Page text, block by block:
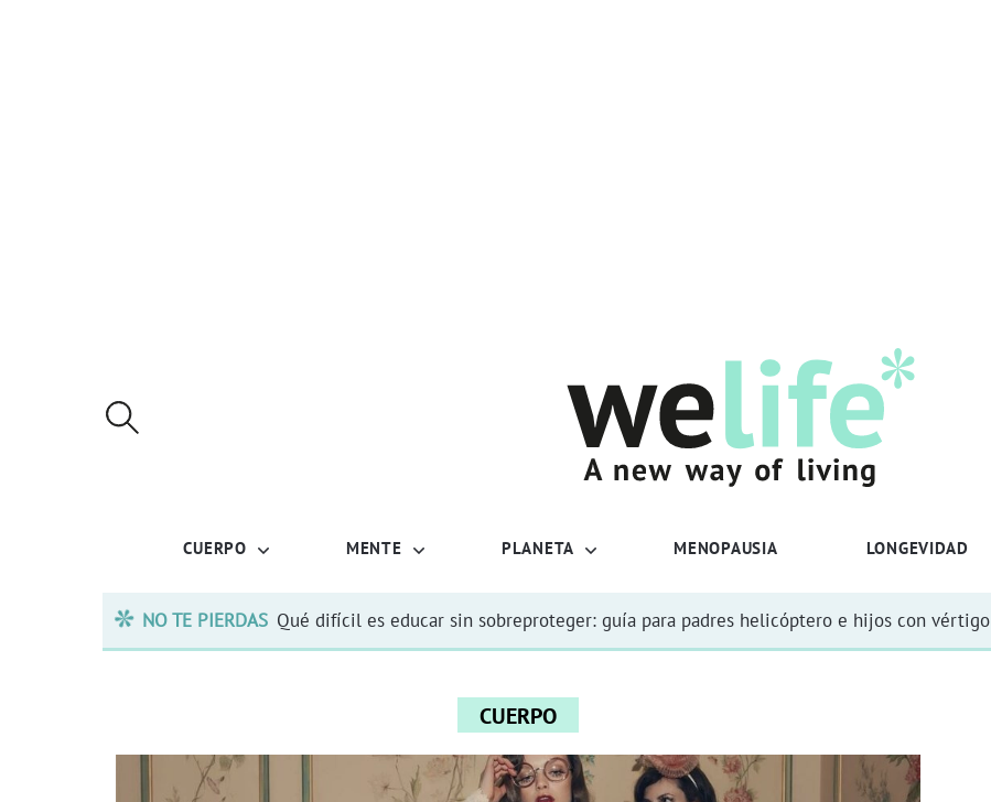
CUERPO MENTE PLANETA MENOPAUSIA LONGEVIDAD
NO TE PIERDAS Qué difícil es educar sin sobreproteger: guía para padres helicóptero e hijos con vértigo
CUERPO